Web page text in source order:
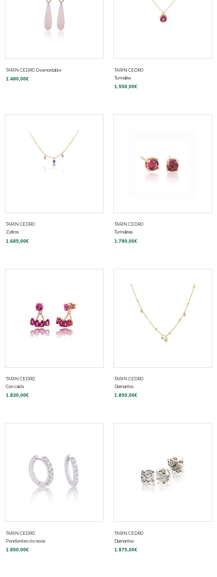
TARIN CEDRO Desmontable
1.480,00€
TARIN CEDRO
Turmalina
1.550,00€
TARIN CEDRO
Zafiros
1.685,00€
TARIN CEDRO
Turmalinas
1.780,00€
TARIN CEDRO
Con caída
1.830,00€
TARIN CEDRO
Diamantes
1.850,00€
TARIN CEDRO
Pendientes de novia
1.850,00€
TARIN CEDRO
Diamantes
1.875,00€